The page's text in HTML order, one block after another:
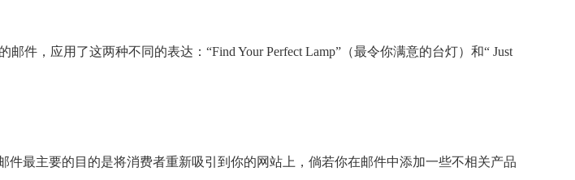
件，应用了这两种不同的表达：“Find Your Perfect Lamp”（最令你满意的台灯）和“ Just
最主要的目的是将消费者重新吸引到你的网站上，倘若你在邮件中添加一些不相关产品